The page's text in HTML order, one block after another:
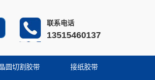
联系电话
13515460137
圆切割胶带 接纸胶带